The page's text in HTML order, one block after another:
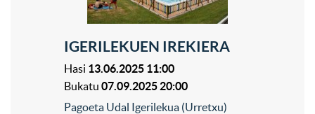
IGERILEKUEN IREKIERA
Hasi 13.06.2025 11:00
Bukatu 07.09.2025 20:00
Pagoeta Udal Igerilekua (Urretxu)